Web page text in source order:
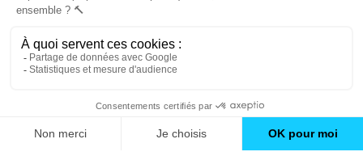
Trouver une agence